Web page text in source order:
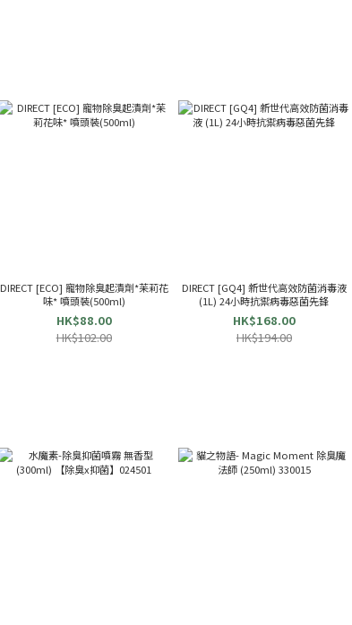
DIRECT [ECO] 寵物除臭起漬劑*苿莉花
味* 噴頭裝(500ml)
HK$88.00
HK$102.00
DIRECT [GQ4] 新世代高效防菌消毒液
(1L) 24小時抗禦病毒惡菌先鋒
HK$168.00
HK$194.00